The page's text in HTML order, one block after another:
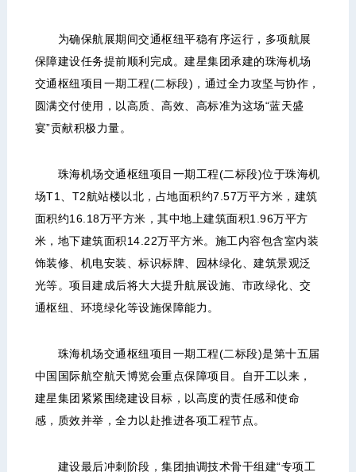
为确保航展期间交通枢纽平稳有序运行，多项航展
保障建设任务提前顺利完成。建星集团承建的珠海机场
交通枢纽项目一期工程(二标段)，通过全力攻坚与协作，
圆满交付使用，以高质、高效、高标准为这场“蓝天盛
宴”贡献积极力量。
珠海机场交通枢纽项目一期工程(二标段)位于珠海机
场T1、T2航站楼以北，占地面积约7.57万平方米，建筑
面积约16.18万平方米，其中地上建筑面积1.96万平方
米，地下建筑面积14.22万平方米。施工内容包含室内装
饰装修、机电安装、标识标牌、园林绿化、建筑景观泛
光等。项目建成后将大大提升航展设施、市政绿化、交
通枢纽、环境绿化等设施保障能力。
珠海机场交通枢纽项目一期工程(二标段)是第十五届
中国国际航空航天博览会重点保障项目。自开工以来，
建星集团紧紧围绕建设目标，以高度的责任感和使命
感，质效并举，全力以赴推进各项工程节点。
建设最后冲刺阶段，集团抽调技术骨干组建“专项工